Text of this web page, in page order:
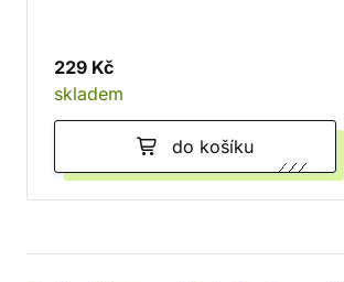
229 Kč
skladem
do košíku